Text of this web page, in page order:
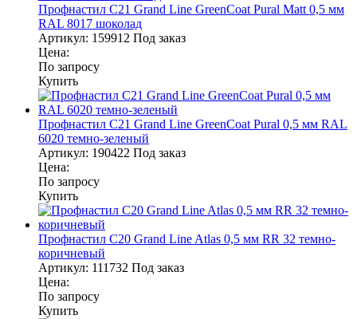
Профнастил С21 Grand Line GreenCoat Pural Matt 0,5 мм
RAL 8017 шоколад
Артикул: 159912 Под заказ
Цена:
По запросу
Купить
Профнастил С21 Grand Line GreenCoat Pural 0,5 мм RAL
6020 темно-зеленый
Артикул: 190422 Под заказ
Цена:
По запросу
Купить
Профнастил С20 Grand Line Atlas 0,5 мм RR 32 темно-
коричневый
Артикул: 111732 Под заказ
Цена:
По запросу
Купить